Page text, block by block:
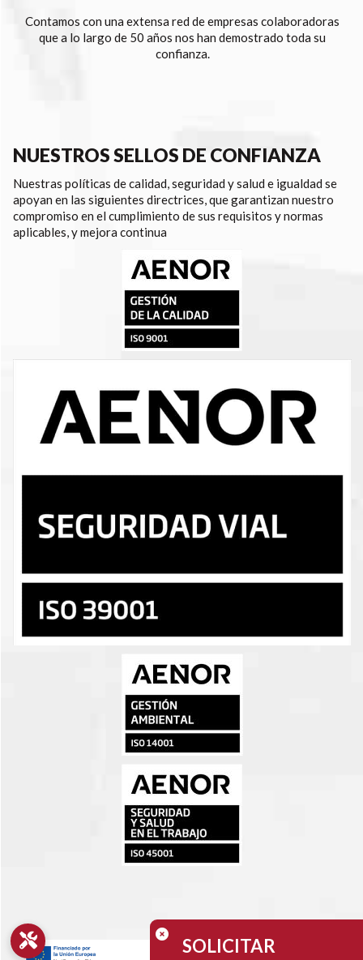
SOLICITAR
Contamos con una extensa red de empresas colaboradoras
que a lo largo de 50 años nos han demostrado toda su
confianza.
NUESTROS SELLOS DE CONFIANZA
Nuestras políticas de calidad, seguridad y salud e igualdad se
apoyan en las siguientes directrices, que garantizan nuestro
compromiso en el cumplimiento de sus requisitos y normas
aplicables, y mejora continua